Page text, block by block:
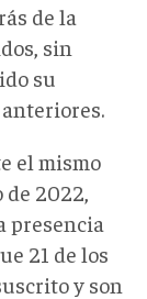
de la
sin
su
el mismo
2022,
presencia
21 de los
y son